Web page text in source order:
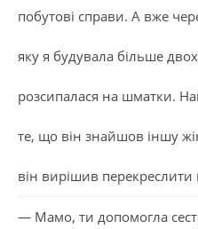
побутові справи. А вже
яку я будувала більше
розсипалася на шматки.
те, що він знайшов іншу
він вирішив
— Мамо, ти допомогла